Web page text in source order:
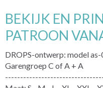
BEKIJK EN
PATROON
DROPS-ontwerp: model as-
Garengroep C of A + A